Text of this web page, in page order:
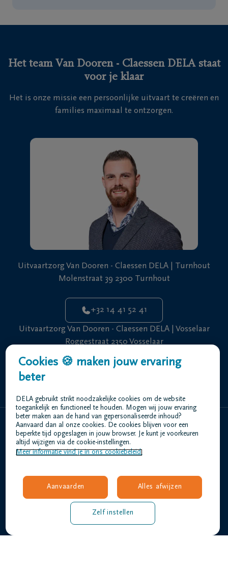
Het team Van Dooren - Claessen DELA staat
voor je klaar
Het is onze missie een persoonlijke uitvaart te creëren en
families maximaal te ontzorgen.
Uitvaartzorg Van Dooren - Claessen DELA | Turnhout
Molenstraat 39 2300 Turnhout
+32 14 41 52 41
Uitvaartzorg Van Dooren - Claessen DELA | Vosselaar
Roggestraat 2350 Vosselaar
Home
Wie zijn we
Overlijdensberichten
Ons uitvaartcentrum
Veelgestelde vragen
Cookies 🍪 maken jouw ervaring
beter
DELA gebruikt strikt noodzakelijke cookies om de website
toegankelijk en functioneel te houden. Mogen wij jouw ervaring
beter maken aan de hand van gepersonaliseerde inhoud?
Aanvaard dan al onze cookies. De cookies blijven voor een
beperkte tijd opgeslagen in jouw browser. Je kunt je voorkeuren
altijd wijzigen via de cookie-instellingen.
Meer informatie vind je in ons cookiebeleid.
Aanvaarden Alles afwijzen
Zelf instellen